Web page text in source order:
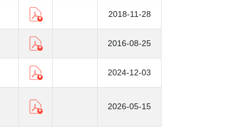
2018-11-28
2016-08-25
2024-12-03
2026-05-15